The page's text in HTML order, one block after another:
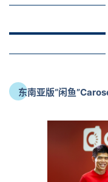
东南亚版“闲鱼